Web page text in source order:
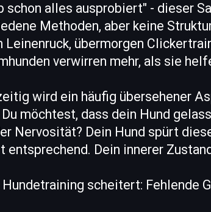
schon alles ausprobiert" - dieser
Methoden, aber keine
Leinenruck, übermorgen
verwirren mehr, als sie
wird ein häufig übersehener
möchtest, dass dein Hund
Nervosität? Dein Hund spürt
entsprechend. Dein innerer
Hundetraining scheitert: Fehlende